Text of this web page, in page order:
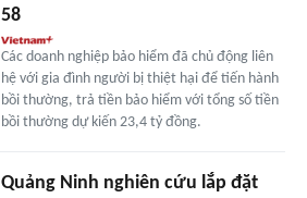
58
Các doanh nghiệp bảo hiểm đã chủ động liên
hệ với gia đình người bị thiệt hại để tiến hành
bồi thường, trả tiền bảo hiểm với tổng số tiền
bồi thường dự kiến 23,4 tỷ đồng.
Quảng Ninh nghiên cứu lắp đặt